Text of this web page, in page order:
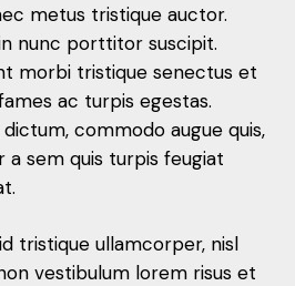
metus tristique auctor.
nunc porttitor suscipit.
morbi tristique senectus et
ac turpis egestas.
commodo augue quis,
a sem quis turpis feugiat
tristique ullamcorper, nisl
vestibulum lorem risus et